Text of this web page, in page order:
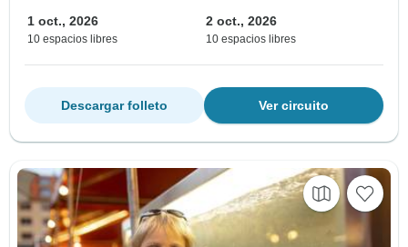
1 oct., 2026
10 espacios libres
2 oct., 2026
10 espacios libres
Ver circuito
Descargar folleto